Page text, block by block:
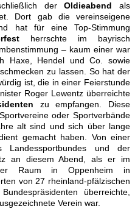
derOldieabend als
Dort gab die vereinseigene
hat für eine Top-Stimmung
herrschte im bayrisch
– kaum einer war
Haxe, Hendel und Co. sowie
zu lassen. So hat der
ist, die in einer Feierstunde
Roger Lewentz überreichte
zu empfangen. Diese
oder Sportverbände
alt sind und sich über lange
gemacht haben. Von einer
Landessportbundes und der
an diesem Abend, als er im
Raum in Oppenheim in
von 27 rheinland-pfälzischen
überreichte,
Verein war.